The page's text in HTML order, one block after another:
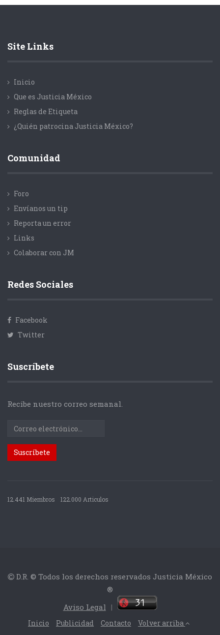
Site Links
Inicio
Que es Justicia México
Reglas de Etiqueta
¿Quién patrocina Justicia México?
Comunidad
Foro
Envíanos un tip
Reporta un error
Links
Colaborar con JM
Redes Sociales
Facebook
Twitter
Suscríbete
Recibe nuestro correo semanal.
12.441 Miembros 122.000 Articulos
D.R. © Todos los derechos reservados Justicia México
®
Aviso Legal |
Inicio Publicidad Contacto Volver arriba